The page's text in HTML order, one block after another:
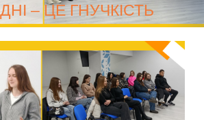
– ЦЕ ГНУЧКІСТЬ